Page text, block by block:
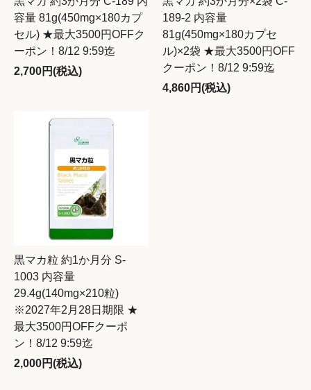
容量 81g(450mg×180カプ
セル) ★最大3500円OFFク
ーポン！8/12 9:59迄
2,700円(税込)
189-2 内容量
81g(450mg×180カプセ
ル)×2袋 ★最大3500円OFF
クーポン！8/12 9:59迄
4,860円(税込)
黒マカ粒 約1か月分 S-
1003 内容量
29.4g(140mg×210粒)
※2027年2月28日期限 ★
最大3500円OFFクーポ
ン！8/12 9:59迄
2,000円(税込)